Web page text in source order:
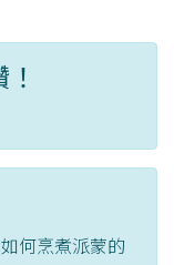
何烹煮派蒙的